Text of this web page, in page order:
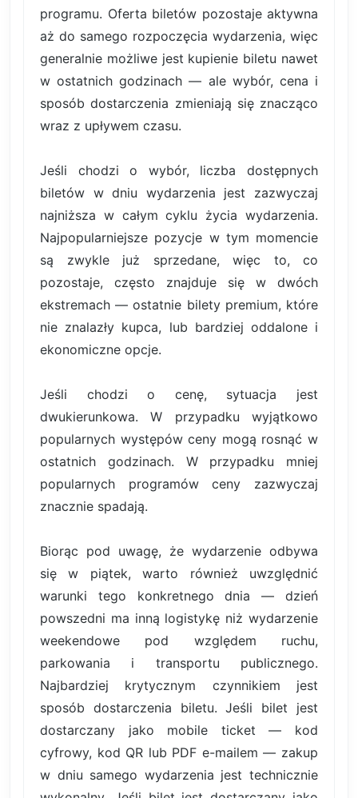
programu. Oferta biletów pozostaje aktywna
aż do samego rozpoczęcia wydarzenia, więc
generalnie możliwe jest kupienie biletu nawet
w ostatnich godzinach — ale wybór, cena i
sposób dostarczenia zmieniają się znacząco
wraz z upływem czasu.
Jeśli chodzi o wybór, liczba dostępnych
biletów w dniu wydarzenia jest zazwyczaj
najniższa w całym cyklu życia wydarzenia.
Najpopularniejsze pozycje w tym momencie
są zwykle już sprzedane, więc to, co
pozostaje, często znajduje się w dwóch
ekstremach — ostatnie bilety premium, które
nie znalazły kupca, lub bardziej oddalone i
ekonomiczne opcje.
Jeśli chodzi o cenę, sytuacja jest
dwukierunkowa. W przypadku wyjątkowo
popularnych występów ceny mogą rosnąć w
ostatnich godzinach. W przypadku mniej
popularnych programów ceny zazwyczaj
znacznie spadają.
Biorąc pod uwagę, że wydarzenie odbywa
się w piątek, warto również uwzględnić
warunki tego konkretnego dnia — dzień
powszedni ma inną logistykę niż wydarzenie
weekendowe pod względem ruchu,
parkowania i transportu publicznego.
Najbardziej krytycznym czynnikiem jest
sposób dostarczenia biletu. Jeśli bilet jest
dostarczany jako mobile ticket — kod
cyfrowy, kod QR lub PDF e-mailem — zakup
w dniu samego wydarzenia jest technicznie